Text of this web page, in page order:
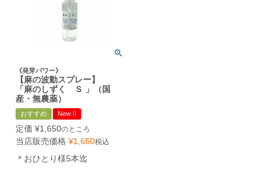
《発芽パワー》
【麻の波動スプレー】
「麻のしずく Ｓ 」（国
産・無農薬）
おすすめ New !!
定価 ¥1,650のところ
当店販売価格 ¥1,650税込
＊おひとり様5本迄